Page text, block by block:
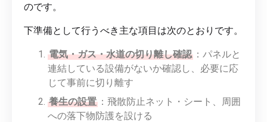
のです。
下準備として行うべき主な項目は次のとおりです。
電気・ガス・水道の切り離し確認 ：パネルと
連結している設備がないか確認し、必要に応
じて事前に切り離す
養生の設置 ：飛散防止ネット・シート、周囲
への落下物防護を設ける